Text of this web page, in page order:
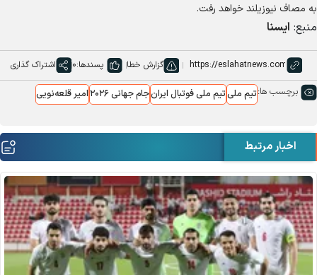
به مصاف نیوزیلند خواهد رفت.
منبع: ایسنا
گزارش خطا پسندها:0 اشتراک گذاری
برچسب ها:تیم ملیتیم ملی فوتبال ایرانجام جهانی ۲۰۲۶ امیر قلعه‌نویی
اخبار مرتبط